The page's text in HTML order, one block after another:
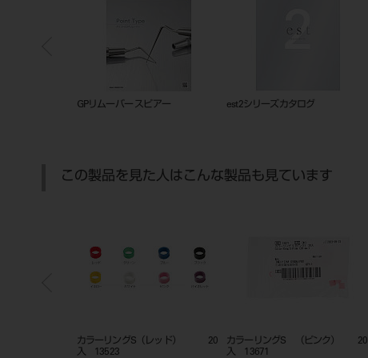
201010834 GPリムーバー スピアー
この製品を見た人はこんな製品も見ています
カラーリングS（ホワイト） 20
入 13530
カラーリングS（イエロー） 20
入 13528